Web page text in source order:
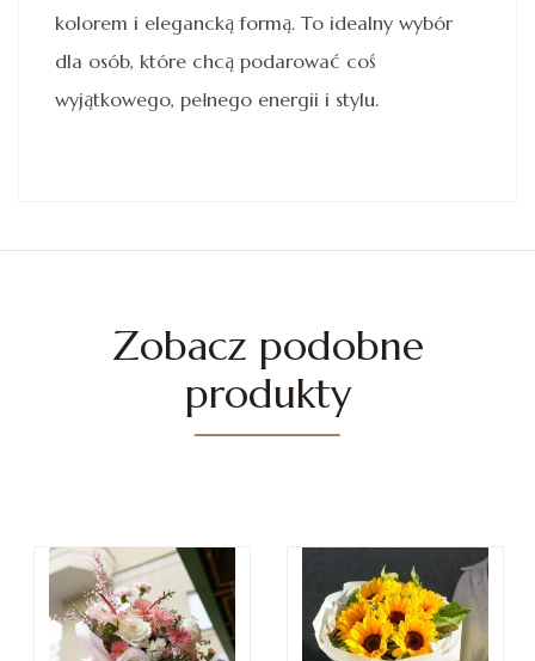
kolorem i elegancką formą. To idealny wybór
dla osób, które chcą podarować coś
wyjątkowego, pełnego energii i stylu.
Zobacz podobne
produkty